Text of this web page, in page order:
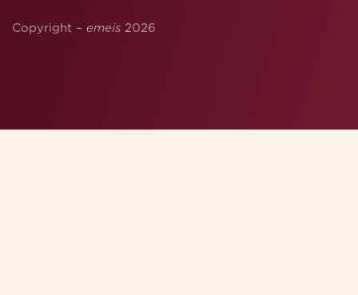
Copyright – emeis 2026